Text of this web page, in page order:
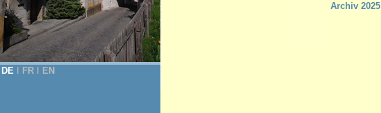
DE FR EN
Archiv 2025